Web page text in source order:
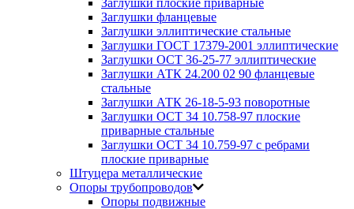
Заглушки плоские приварные
Заглушки фланцевые
Заглушки эллиптические стальные
Заглушки ГОСТ 17379-2001 эллиптические
Заглушки ОСТ 36-25-77 эллиптические
Заглушки АТК 24.200 02 90 фланцевые
стальные
Заглушки АТК 26-18-5-93 поворотные
Заглушки ОСТ 34 10.758-97 плоские
приварные стальные
Заглушки ОСТ 34 10.759-97 с ребрами
плоские приварные
Штуцера металлические
Опоры трубопроводов
Опоры подвижные